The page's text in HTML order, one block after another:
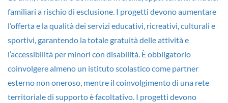
familiari a rischio di esclusione. I progetti devono aumentare
l’offerta e la qualità dei servizi educativi, ricreativi, culturali e
sportivi, garantendo latotale gratuità delle attivitàe
l’accessibilità per minori con disabilità. È obbligatorio
coinvolgere almeno un istituto scolastico come partner
esterno non oneroso, mentre il coinvolgimento di una rete
territoriale di supporto è facoltativo. I progetti devono